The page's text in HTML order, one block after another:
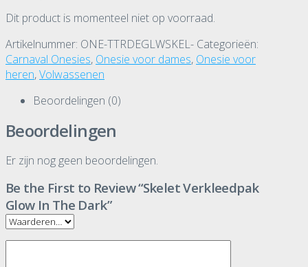
Dit product is momenteel niet op voorraad.
Artikelnummer: ONE-TTRDEGLWSKEL- Categorieën:
Carnaval Onesies, Onesie voor dames, Onesie voor
heren,Volwassenen
Beoordelingen (0)
Beoordelingen
Er zijn nog geen beoordelingen.
Be the First to Review “Skelet Verkleedpak
Glow In The Dark”